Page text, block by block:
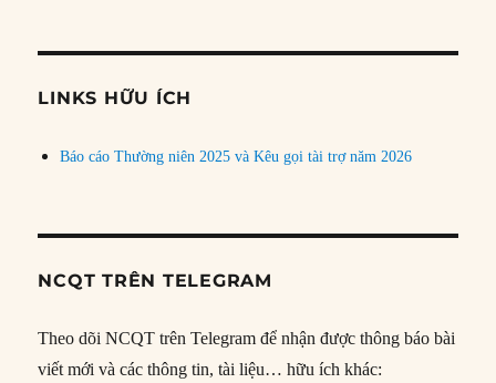
đề
LINKS HỮU ÍCH
Báo cáo Thường niên 2025 và Kêu gọi tài trợ năm 2026
NCQT TRÊN TELEGRAM
Theo dõi NCQT trên Telegram để nhận được thông báo bài
viết mới và các thông tin, tài liệu… hữu ích khác: